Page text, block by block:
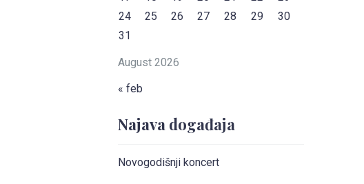
August 2026
24
25 26 27 28 29
30
31
« feb
Najava događaja
Novogodišnji koncert